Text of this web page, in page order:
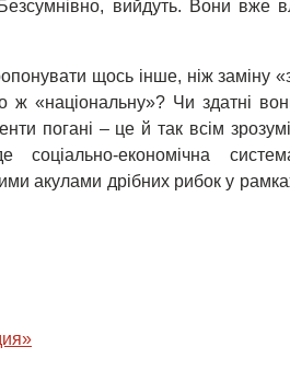
вийдуть. Вони вже
щось інше, ніж заміну
ж «національну»? Чи здатні
погані – це й так всім
економічна
акулами дрібних рибок у